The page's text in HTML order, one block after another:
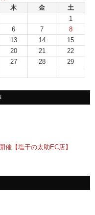
木 金
土
1
6 7
8
13 14
15
20 21
22
27 28
29
催【塩干の太助EC店】